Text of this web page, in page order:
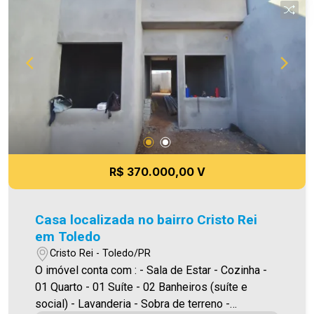
qualquer erro de digitação e/ou ortografia, bem
como alteração dos preços e imagens. Fotos
meramente ilustrativas.
R$ 370.000,00 V
Casa localizada no bairro Cristo Rei
em Toledo
Cristo Rei - Toledo/PR
O imóvel conta com : - Sala de Estar - Cozinha -
01 Quarto - 01 Suíte - 02 Banheiros (suíte e
social) - Lavanderia - Sobra de terreno -